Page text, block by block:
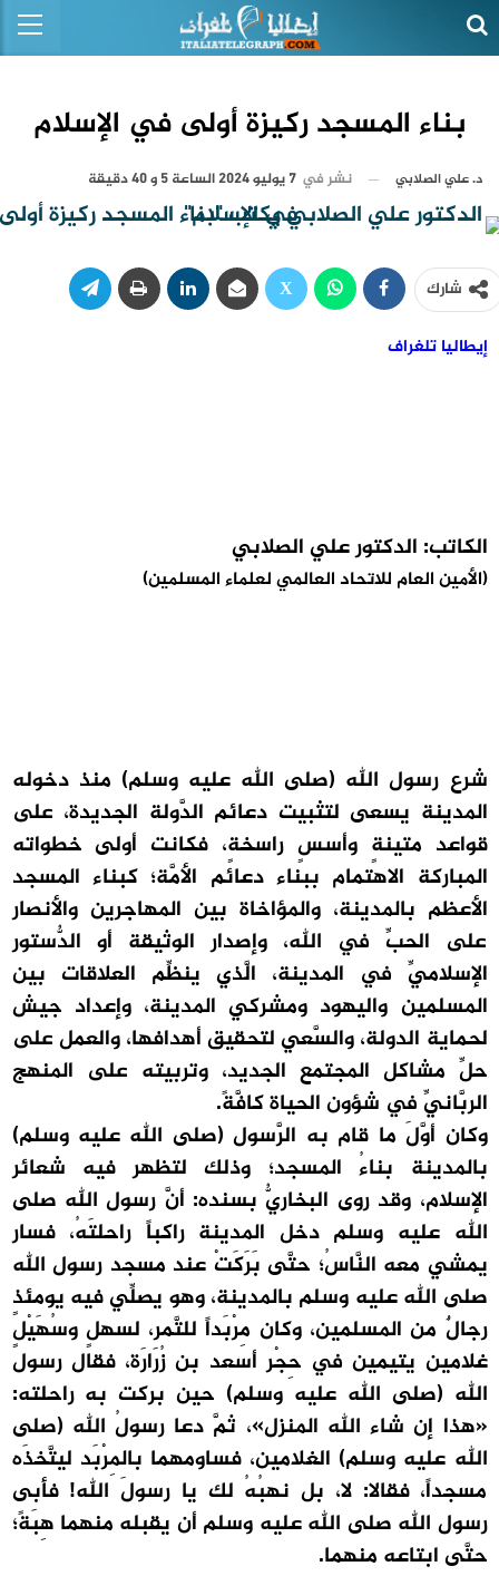
بناء المسجد ركيزة أولى في الإسلام
د. علي الصلابي نشر في 7 يوليو 2024 الساعة 5 و 40 دقيقة
شارك
إيطاليا تلغراف
الكاتب: الدكتور علي الصلابي
(الأمين العام للاتحاد العالمي لعلماء المسلمين)
شرع رسول الله (صلى الله عليه وسلم) منذ دخوله
المدينة يسعى لتثبيت دعائم الدَّولة الجديدة، على
قواعد متينةٍ وأسسٍ راسخةٍ، فكانت أولى خطواته
المباركة الاهتمام ببناء دعائم الأمَّة؛ كبناء المسجد
الأعظم بالمدينة، والمؤاخاة بين المهاجرين والأنصار
على الحبِّ في الله، وإصدار الوثيقة أو الدُّستور
الإسلاميِّ في المدينة، الَّذي ينظِّم العلاقات بين
المسلمين واليهود ومشركي المدينة، وإعداد جيش
لحماية الدولة، والسَّعي لتحقيق أهدافها، والعمل على
حلِّ مشاكل المجتمع الجديد، وتربيته على المنهج
الربَّانيِّ في شؤون الحياة كافَّةً.
وكان أوَّلَ ما قام به الرَّسول (صلى الله عليه وسلم)
بالمدينة بناءُ المسجد؛ وذلك لتظهر فيه شعائر
الإسلام، وقد روى البخاريُّ بسنده: أنَّ رسول الله صلى
الله عليه وسلم دخل المدينة راكباً راحلتَهُ، فسار
يمشي معه النَّاسُ؛ حتَّى بَرَكَتْ عند مسجد رسول الله
صلى الله عليه وسلم بالمدينة، وهو يصلِّي فيه يومئذٍ
رجالٌ من المسلمين، وكان مِرْبَداً للتَّمر، لسهلٍ وسُهَيْلٍ
غلامين يتيمين في حِجْر أسعد بن زُرَارَة، فقال رسول
الله (صلى الله عليه وسلم) حين بركت به راحلته:
«هذا إن شاء الله المنزل»، ثمَّ دعا رسولُ الله (صلى
الله عليه وسلم) الغلامين، فساومهما بالمِرْبَد ليتَّخذَه
مسجداً، فقالا: لا، بل نهبُهُ لك يا رسولَ الله! فأبى
رسول الله صلى الله عليه وسلم أن يقبله منهما هِبَةً؛
حتَّى ابتاعه منهما.